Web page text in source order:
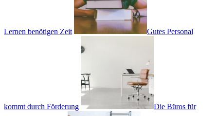
Lernen benötigen Zeit Gutes Personal
kommt durch Förderung Die Büros für